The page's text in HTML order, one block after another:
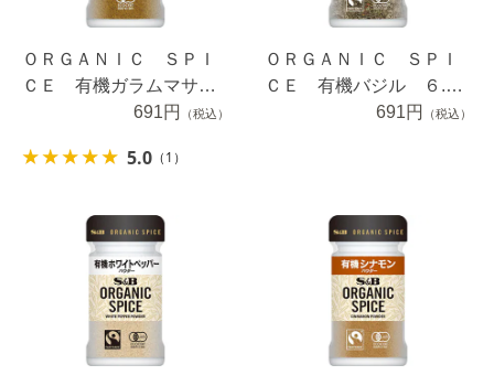
ＯＲＧＡＮＩＣ ＳＰＩ
ＣＥ 有機ガラムマサ
691円 （税込）
5.0 （1）
ＯＲＧＡＮＩＣ ＳＰＩ
ＣＥ 有機バジル ６.１
691円 （税込）